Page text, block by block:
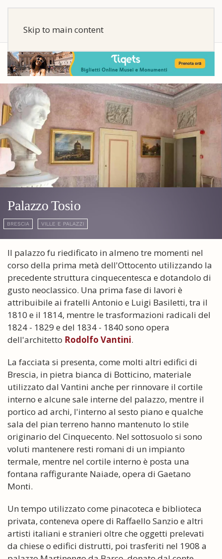
Skip to main content
Palazzo Tosio
BRESCIA VILLE E PALAZZI
Il palazzo fu riedificato in almeno tre momenti nel
corso della prima metà dell'Ottocento utilizzando la
precedente struttura cinquecentesca e dotandolo di
gusto neoclassico. Una prima fase di lavori è
attribuibile ai fratelli Antonio e Luigi Basiletti, tra il
1810 e il 1814, mentre le trasformazioni radicali del
1824 - 1829 e del 1834 - 1840 sono opera
dell'architetto Rodolfo Vantini.
La facciata si presenta, come molti altri edifici di
Brescia, in pietra bianca di Botticino, materiale
utilizzato dal Vantini anche per rinnovare il cortile
interno e alcune sale interne del palazzo, mentre il
portico ad archi, l'interno al sesto piano e qualche
sala del pian terreno hanno mantenuto lo stile
originario del Cinquecento. Nel sottosuolo si sono
voluti mantenere resti romani di un impianto
termale, mentre nel cortile interno è posta una
fontana raffigurante Naiade, opera di Gaetano
Monti.
Un tempo utilizzato come pinacoteca e biblioteca
privata, conteneva opere di Raffaello Sanzio e altri
artisti italiani e stranieri oltre che oggetti prelevati
da chiese o edifici distrutti, poi trasferiti nel 1908 a